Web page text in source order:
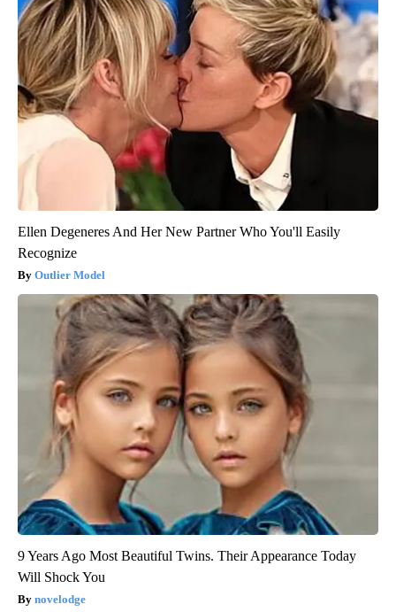
Ellen Degeneres And Her New Partner Who You'll Easily
Recognize
Outlier Model
9 Years Ago Most Beautiful Twins. Their Appearance Today
Will Shock You
novelodge